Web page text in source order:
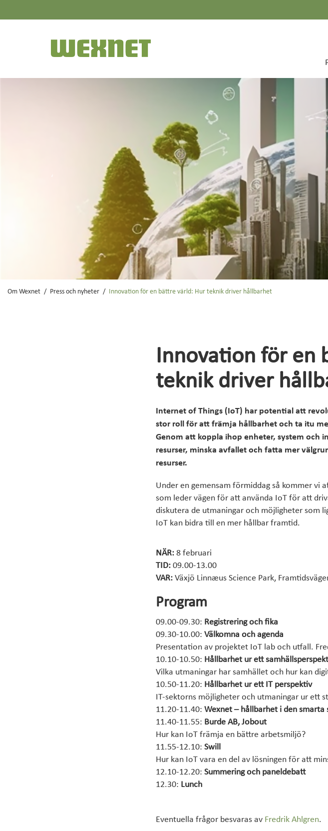
FLERBOSTADSHUS
OM WEXNET
KUNDCENTER
VARDAGSLIV
Se om du kan få fiber
Mina sidor
‘
Om Wexnet Press och nyheter Innovation för en bättre värld: Hur teknik driver hållbarhet
Innovation för en
teknik driver
Internet of Things (IoT) har potential att
stor roll för att främja hållbarhet och ta itu
Genom att koppla ihop enheter, system och
resurser, minska avfallet och fatta mer
resurser.
Under en gemensam förmiddag så kommer vi
som leder vägen för att använda IoT för att
diskutera de utmaningar och möjligheter som
IoT kan bidra till en mer hållbar framtid.
NÄR: 8 februari
TID: 09.00-13.00
VAR: Växjö Linnæus Science Park,
Program
09.00-09.30: Registrering och fika
09.30-10.00: Välkomna och agenda
Presentation av projektet IoT lab och utfall.
10.10-10.50: Hållbarhet ur ett
Vilka utmaningar har samhället och hur kan
10.50-11.20: Hållbarhet ur ett IT perspektiv
IT-sektorns möjligheter och utmaningar ur ett
11.20-11.40: Wexnet – hållbarhet i den smarta
11.40-11.55: Burde AB, Jobout
Hur kan IoT främja en bättre arbetsmiljö?
11.55-12.10: Swill
Hur kan IoT vara en del av lösningen för att
12.10-12.20: Summering och paneldebatt
12.30: Lunch
Eventuella frågor besvaras av Fredrik Ahlgren.